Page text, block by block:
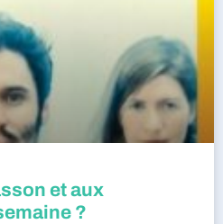
et aux
?